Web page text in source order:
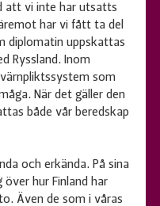
att vi inte har utsatts
har vi fått ta del
diplomatin uppskattas
Ryssland. Inom
som
När det gäller den
både vår beredskap
och erkända. På sina
hur Finland har
Även de som i våras